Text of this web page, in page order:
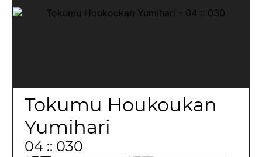
Tokumu Houkoukan
Yumihari
04 :: 030